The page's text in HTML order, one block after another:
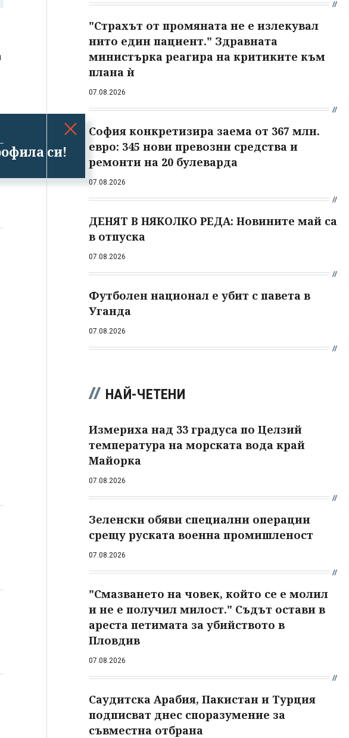
си!
"Страхът от промяната не е излекувал
нито един пациент." Здравната
министърка реагира на критиките към
плана ѝ
07.08.2026
София конкретизира заема от 367 млн.
евро: 345 нови превозни средства и
ремонти на 20 булеварда
07.08.2026
ДЕНЯТ В НЯКОЛКО РЕДА: Новините май са
в отпуска
07.08.2026
Футболен национал е убит с павета в
Уганда
07.08.2026
НАЙ-ЧЕТЕНИ
Измериха над 33 градуса по Целзий
температура на морската вода край
Майорка
07.08.2026
Зеленски обяви специални операции
срещу руската военна промишленост
07.08.2026
"Смазването на човек, който се е молил
и не е получил милост." Съдът остави в
ареста петимата за убийството в
Пловдив
07.08.2026
Саудитска Арабия, Пакистан и Турция
подписват днес споразумение за
съвместна отбрана